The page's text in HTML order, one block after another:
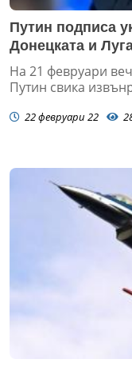
Путин подписа
Донецката и
На 21 февруари
Путин свика
22 февруари 22